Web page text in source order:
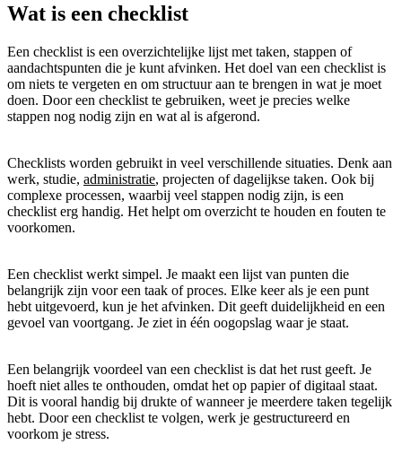
Wat is een checklist
Een checklist is een overzichtelijke lijst met taken, stappen of
aandachtspunten die je kunt afvinken. Het doel van een checklist is
om niets te vergeten en om structuur aan te brengen in wat je moet
doen. Door een checklist te gebruiken, weet je precies welke
stappen nog nodig zijn en wat al is afgerond.
Checklists worden gebruikt in veel verschillende situaties. Denk aan
werk, studie, administratie, projecten of dagelijkse taken. Ook bij
complexe processen, waarbij veel stappen nodig zijn, is een
checklist erg handig. Het helpt om overzicht te houden en fouten te
voorkomen.
Een checklist werkt simpel. Je maakt een lijst van punten die
belangrijk zijn voor een taak of proces. Elke keer als je een punt
hebt uitgevoerd, kun je het afvinken. Dit geeft duidelijkheid en een
gevoel van voortgang. Je ziet in één oogopslag waar je staat.
Een belangrijk voordeel van een checklist is dat het rust geeft. Je
hoeft niet alles te onthouden, omdat het op papier of digitaal staat.
Dit is vooral handig bij drukte of wanneer je meerdere taken tegelijk
hebt. Door een checklist te volgen, werk je gestructureerd en
voorkom je stress.